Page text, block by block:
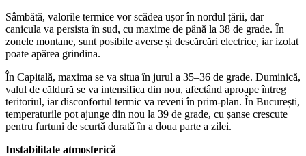
Sâmbătă, valorile termice vor scădea ușor în nordul țării, dar
canicula va persista în sud, cu maxime de până la 38 de grade. În
zonele montane, sunt posibile averse și descărcări electrice, iar izolat
poate apărea grindina.
În Capitală, maxima se va situa în jurul a 35–36 de grade. Duminică,
valul de căldură se va intensifica din nou, afectând aproape întreg
teritoriul, iar disconfortul termic va reveni în prim-plan. În București,
temperaturile pot ajunge din nou la 39 de grade, cu șanse crescute
pentru furtuni de scurtă durată în a doua parte a zilei.
Instabilitate atmosferică